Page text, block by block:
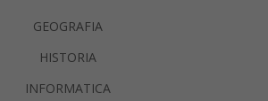
GEOGRAFIA
HISTORIA
INFORMATICA